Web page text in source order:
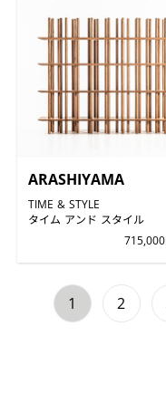
ARASHIYAMA
TIME & STYLE
タイム アンド スタイル
1 2